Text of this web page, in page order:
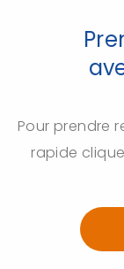
Pour prendre
rapide